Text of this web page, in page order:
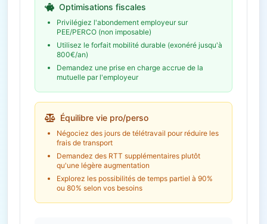
Abondement employeur
Économie fiscale potentielle
Optimisations fiscales
Privilégiez l'abondement employeur sur
PEE/PERCO (non imposable)
Utilisez le forfait mobilité durable (exonéré jusqu'à
800€/an)
Demandez une prise en charge accrue de la
mutuelle par l'employeur
Équilibre vie pro/perso
Négociez des jours de télétravail pour réduire les
frais de transport
Demandez des RTT supplémentaires plutôt
qu'une légère augmentation
Explorez les possibilités de temps partiel à 90%
ou 80% selon vos besoins